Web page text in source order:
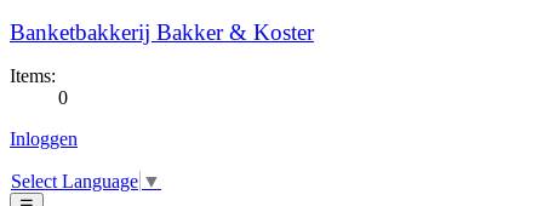
Banketbakkerij Bakker & Koster
Items:
0
Inloggen
Select Language ▼